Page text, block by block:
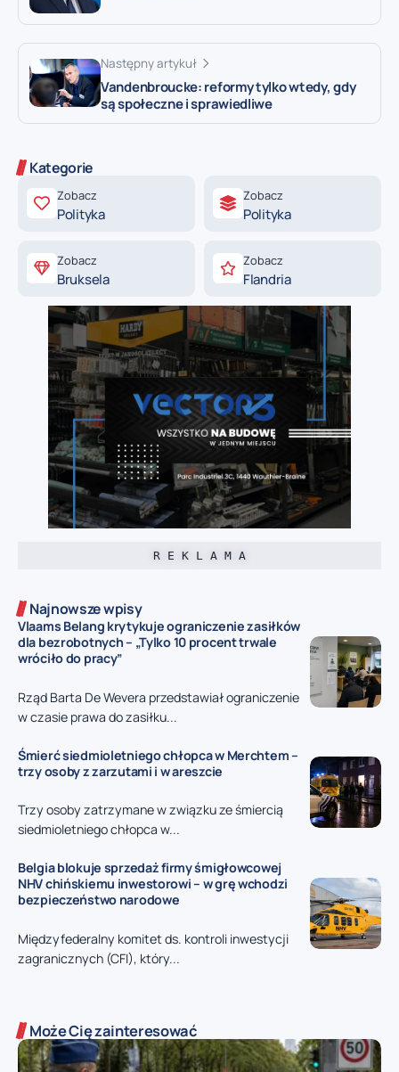
Następny artykuł
Vandenbroucke: reformy tylko wtedy, gdy
są społeczne i sprawiedliwe
Kategorie
Zobacz
Polityka
Zobacz
Polityka
Zobacz
Bruksela
Zobacz
Flandria
R E K L A M A
Najnowsze wpisy
Vlaams Belang krytykuje ograniczenie zasiłków
dla bezrobotnych – „Tylko 10 procent trwale
wróciło do pracy”
Rząd Barta De Wevera przedstawiał ograniczenie
w czasie prawa do zasiłku...
Śmierć siedmioletniego chłopca w Merchtem –
trzy osoby z zarzutami i w areszcie
Trzy osoby zatrzymane w związku ze śmiercią
siedmioletniego chłopca w...
Belgia blokuje sprzedaż firmy śmigłowcowej
NHV chińskiemu inwestorowi – w grę wchodzi
bezpieczeństwo narodowe
Międzyfederalny komitet ds. kontroli inwestycji
zagranicznych (CFI), który...
Może Cię zainteresować